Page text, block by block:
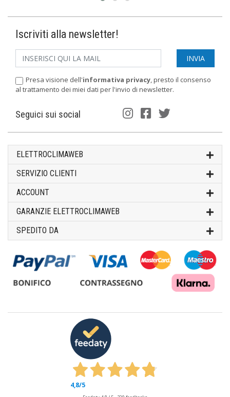
Iscriviti alla newsletter!
Presa visione dell'informativa privacy, presto il consenso
al trattamento dei miei dati per l'invio di newsletter.
Seguici sui social
ELETTROCLIMAWEB
SERVIZIO CLIENTI
ACCOUNT
GARANZIE ELETTROCLIMAWEB
SPEDITO DA
4,8/5